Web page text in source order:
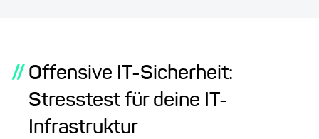
// Offensive IT-Sicherheit:
Stresstest für deine IT-
Infrastruktur